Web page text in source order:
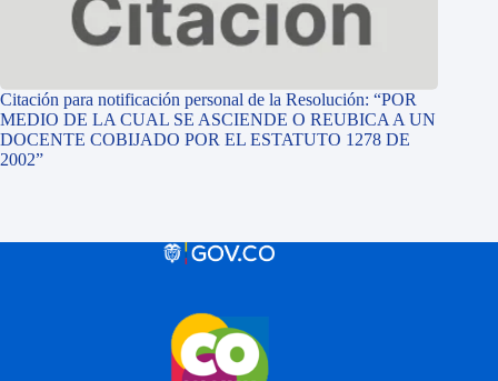
Citación para notificación personal de la Resolución: “POR
MEDIO DE LA CUAL SE ASCIENDE O REUBICA A UN
DOCENTE COBIJADO POR EL ESTATUTO 1278 DE
2002”